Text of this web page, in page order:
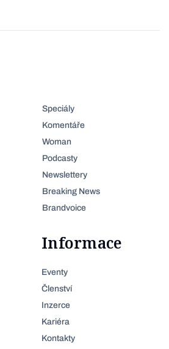
Speciály
Komentáře
Woman
Podcasty
Newslettery
Breaking News
Brandvoice
Informace
Eventy
Členství
Inzerce
Kariéra
Kontakty